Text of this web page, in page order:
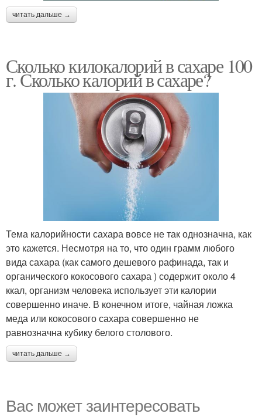
читать дальше →
Сколько килокалорий в сахаре 100
г. Сколько калорий в сахаре?
Тема калорийности сахара вовсе не так однозначна, как
это кажется. Несмотря на то, что один грамм любого
вида сахара (как самого дешевого рафинада, так и
органического кокосового сахара ) содержит около 4
ккал, организм человека использует эти калории
совершенно иначе. В конечном итоге, чайная ложка
меда или кокосового сахара совершенно не
равнозначна кубику белого столового.
читать дальше →
Вас может заинтересовать